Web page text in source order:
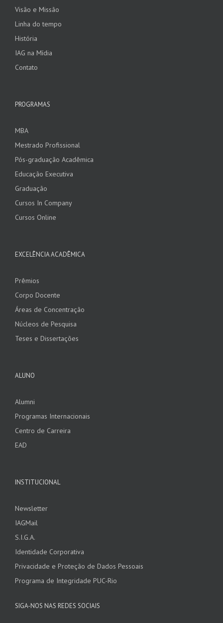
Visão e Missão
Linha do tempo
História
IAG na Mídia
Contato
PROGRAMAS
MBA
Mestrado Profissional
Pós-graduação Acadêmica
Educação Executiva
Graduação
Cursos In Company
Cursos Online
EXCELÊNCIA ACADÊMICA
Prêmios
Corpo Docente
Áreas de Concentração
Núcleos de Pesquisa
Teses e Dissertações
ALUNO
Alumni
Programas Internacionais
Centro de Carreira
EAD
INSTITUCIONAL
Newsletter
IAGMail
S.I.G.A.
Identidade Corporativa
Privacidade e Proteção de Dados Pessoais
Programa de Integridade PUC-Rio
SIGA-NOS NAS REDES SOCIAIS